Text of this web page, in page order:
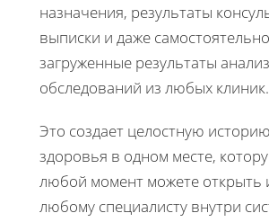
назначения, результаты
выписки и даже самостоятельно
загруженные результаты
обследований из любых клиник.
Это создает целостную
здоровья в одном месте,
любой момент можете открыть
любому специалисту внутри